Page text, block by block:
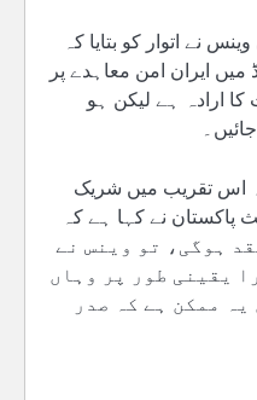
نے اتوار کو بتایا کہ
میں ایران امن معاہدے پر
ارادہ ہے لیکن ہو
اس تقریب میں شریک
پاکستان نے کہا ہے کہ
ہوگی، تو وینس نے
یقینی طور پر وہاں
ممکن ہے کہ صدر